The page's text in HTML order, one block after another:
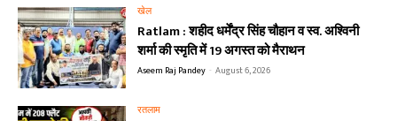
खेल
Ratlam : शहीद धर्मेंद्र सिंह चौहान व स्व. अश्विनी
शर्मा की स्मृति में 19 अगस्त को मैराथन
Aseem Raj Pandey - August 6, 2026
रतलाम